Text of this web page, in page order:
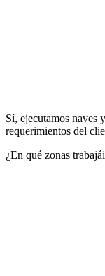
Sí, ejecutamos naves
requerimientos del
¿En qué zonas